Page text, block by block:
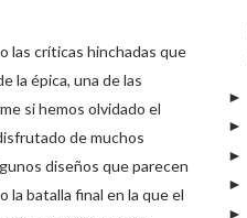
las críticas hinchadas que
la épica, una de las
si hemos olvidado el
de muchos
diseños que parecen
la batalla final en la que el
►
►
►
►
►